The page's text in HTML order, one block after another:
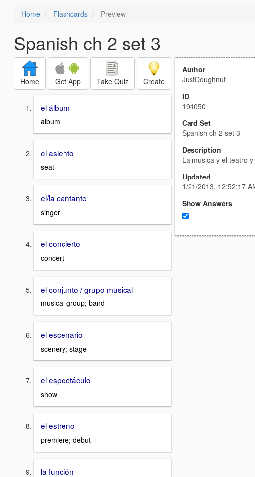
Home Flashcards Preview
Spanish ch 2 set 3
Home Get App Take Quiz Create
el álbum
album
el asiento
seat
el/la cantante
singer
el concierto
concert
el conjunto / grupo musical
musical group; band
el escenario
scenery; stage
el espectáculo
show
el estreno
premiere; debut
la función
Author
JustDoughnut
ID
194050
Card Set
Spanish ch 2 set 3
Description
La musica y el teatro
Updated
1/21/2013, 12:52:17
Show Answers